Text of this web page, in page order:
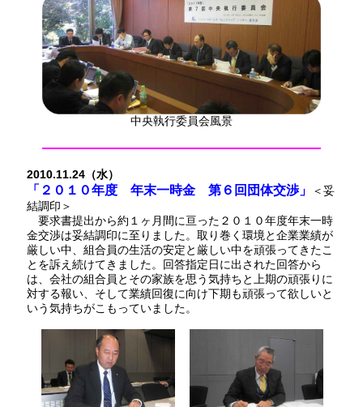
中央執行委員会風景
2010.11.24（水）
「２０１０年度 年末一時金 第６回団体交渉」
＜妥
結調印＞
要求書提出から約１ヶ月間に亘った２０１０年度年末一時
金交渉は妥結調印に至りました。取り巻く環境と企業業績が
厳しい中、組合員の生活の安定と厳しい中を頑張ってきたこ
とを訴え続けてきました。回答指定日に出された回答から
は、会社の組合員とその家族を思う気持ちと上期の頑張りに
対する報い、そして業績回復に向け下期も頑張って欲しいと
いう気持ちがこもっていました。